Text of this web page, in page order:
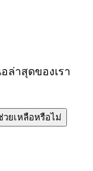
ล่าสุดของเรา
ยเหลือหรือไม่